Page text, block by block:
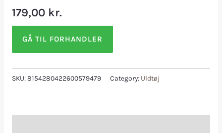
179,00 kr.
GÅ TIL FORHANDLER
SKU:8154280422600579479 Category: Uldtøj